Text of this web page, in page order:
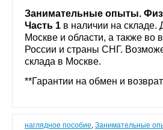
Занимательные опыты.
Часть 1 в наличии на складе.
Москве и области, а также во
России и страны СНГ.
склада в Москве.
**Гарантии на обмен и
наглядное пособие, Занимательные